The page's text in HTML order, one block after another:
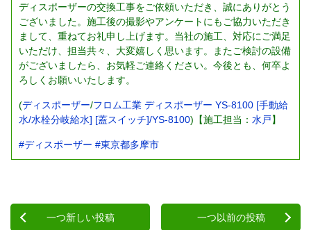
ディスポーザーの交換工事をご依頼いただき、誠にありがとう
ございました。施工後の撮影やアンケートにもご協力いただき
まして、重ねてお礼申し上げます。当社の施工、対応にご満足
いただけ、担当共々、大変嬉しく思います。またご検討の設備
がございましたら、お気軽ご連絡ください。今後とも、何卒よ
ろしくお願いいたします。
(ディスポーザー/フロム工業 ディスポーザー YS-8100 [手動給
水/水栓分岐給水] [蓋スイッチ]/YS-8100)【施工担当： 水戸】
#ディスポーザー #東京都多摩市
一つ新しい投稿 一つ以前の投稿